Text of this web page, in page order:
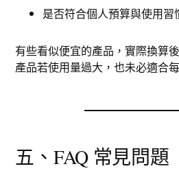
是否符合個人預算與使用習
有些看似便宜的產品，實際換算
產品若使用量過大，也未必適合
五、FAQ 常見問題